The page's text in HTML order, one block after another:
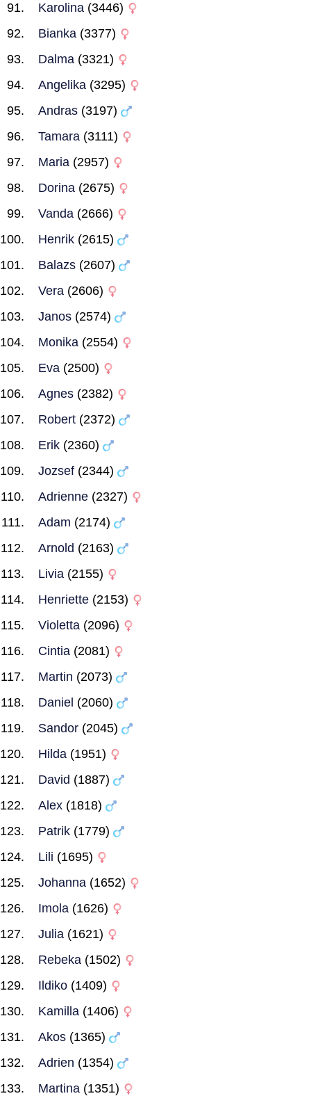
Karolina (3446)
Bianka (3377)
Dalma (3321)
Angelika (3295)
Andras (3197)
Tamara (3111)
Maria (2957)
Dorina (2675)
Vanda (2666)
Henrik (2615)
Balazs (2607)
Vera (2606)
Janos (2574)
Monika (2554)
Eva (2500)
Agnes (2382)
Robert (2372)
Erik (2360)
Jozsef (2344)
Adrienne (2327)
Adam (2174)
Arnold (2163)
Livia (2155)
Henriette (2153)
Violetta (2096)
Cintia (2081)
Martin (2073)
Daniel (2060)
Sandor (2045)
Hilda (1951)
David (1887)
Alex (1818)
Patrik (1779)
Lili (1695)
Johanna (1652)
Imola (1626)
Julia (1621)
Rebeka (1502)
Ildiko (1409)
Kamilla (1406)
Akos (1365)
Adrien (1354)
Martina (1351)